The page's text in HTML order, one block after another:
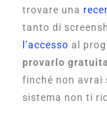
trovare una
tanto di
l’accesso al
provarlo
finché non avrai
sistema non ti